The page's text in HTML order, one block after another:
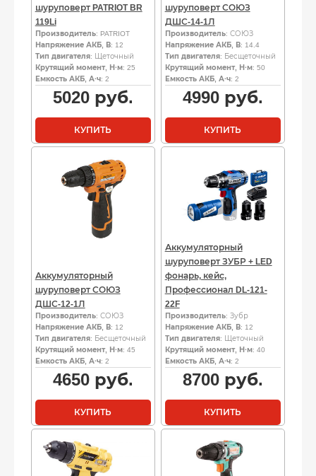
шуруповерт PATRIOT BR
119Li
Производитель: PATRIOT
Напряжение АКБ, В: 12
Тип двигателя: Щеточный
Крутящий момент, Н·м: 25
Емкость АКБ, А·ч: 2
5020руб.
КУПИТЬ
шуруповерт СОЮЗ
ДШС-14-1Л
Производитель: СОЮЗ
Напряжение АКБ, В: 14.4
Тип двигателя: Бесщеточный
Крутящий момент, Н·м: 50
Емкость АКБ, А·ч: 2
4990руб.
КУПИТЬ
Аккумуляторный
шуруповерт СОЮЗ
ДШС-12-1Л
Производитель: СОЮЗ
Напряжение АКБ, В: 12
Тип двигателя: Бесщеточный
Крутящий момент, Н·м: 45
Емкость АКБ, А·ч: 2
4650руб.
КУПИТЬ
Аккумуляторный
шуруповерт ЗУБР + LED
фонарь, кейс,
Профессионал DL-121-
22F
Производитель: Зубр
Напряжение АКБ, В: 12
Тип двигателя: Щеточный
Крутящий момент, Н·м: 40
Емкость АКБ, А·ч: 2
8700руб.
КУПИТЬ